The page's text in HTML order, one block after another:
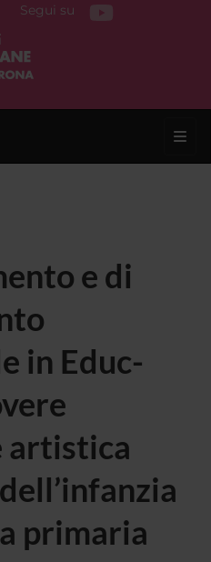
Segui su
e di
in Educ-
artistica
primaria